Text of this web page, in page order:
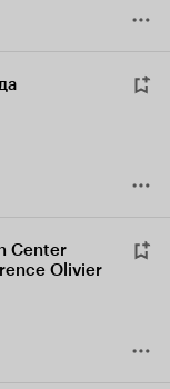
Center
Olivier